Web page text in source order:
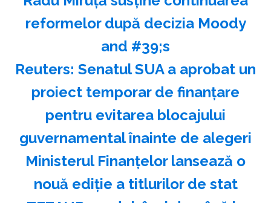
reformelor după decizia Moody
and #39;s
Reuters: Senatul SUA a aprobat un
proiect temporar de finanţare
pentru evitarea blocajului
guvernamental înainte de alegeri
Ministerul Finanţelor lansează o
nouă ediţie a titlurilor de stat